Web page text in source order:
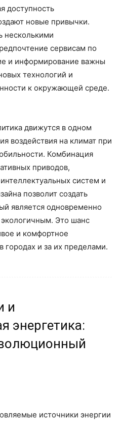
доступность
новые привычки.
несколькими
сервисам по
и информирование важны
технологий и
к окружающей среде.
движутся в одном
воздействия на климат при
Комбинация
приводов,
систем и
позволит создать
является одновременно
Это шанс
и комфортное
городах и за их пределами.
и
энергетика:
источники энергии